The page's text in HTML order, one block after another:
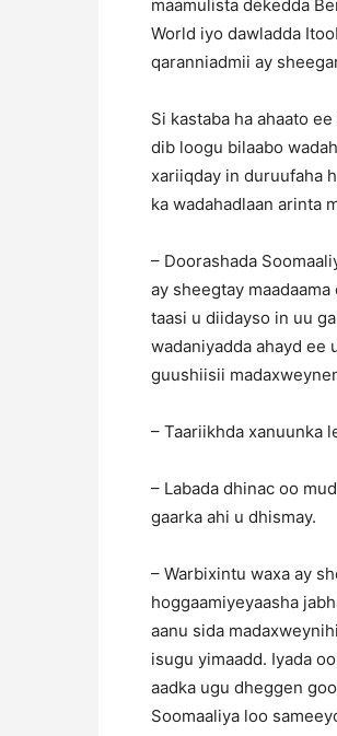
maamulista dekedda
World iyo dawladda
qaranniadmii ay
Si kastaba ha ahaato
dib loogu bilaabo
xariiqday in duruufaha
ka wadahadlaan arinta
– Doorashada
ay sheegtay
taasi u diidayso in uu
wadaniyadda ahayd ee
guushiisii
– Taariikhda xanuunka
– Labada dhinac oo
gaarka ahi u dhismay.
– Warbixintu waxa ay
hoggaamiyeyaasha
aanu sida
isugu yimaadd. Iyada
aadka ugu dheggen
Soomaaliya loo